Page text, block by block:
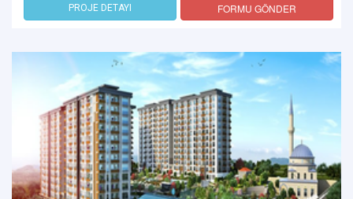
PROJE DETAYI FORMU GÖNDER